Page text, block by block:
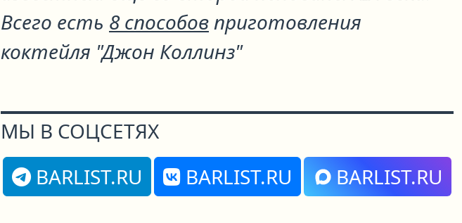
Всего есть 8 способовприготовления
коктейля "Джон Коллинз"
МЫ В СОЦСЕТЯХ
BARLIST.RU
BARLIST.RU BARLIST.RU